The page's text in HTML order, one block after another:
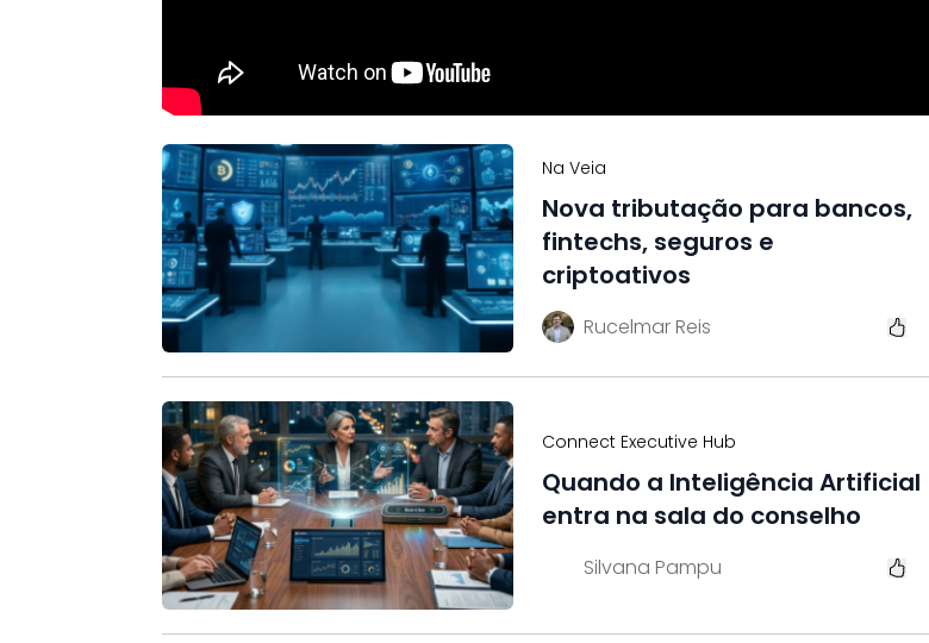
Na Veia
Nova tributação para bancos,
fintechs, seguros e
criptoativos
Rucelmar Reis
Connect Executive Hub
Quando a Inteligência Artificial
entra na sala do conselho
Silvana Pampu